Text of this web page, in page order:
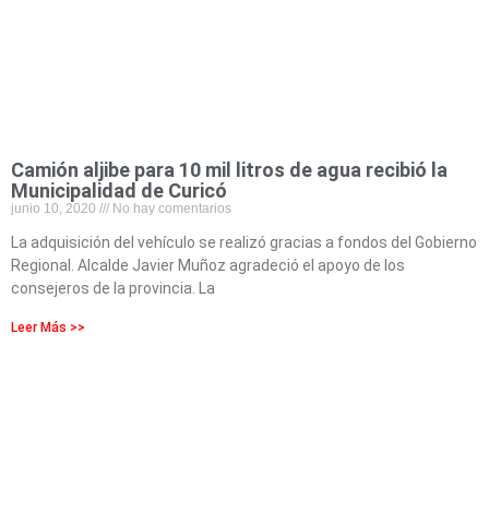
Camión aljibe para 10 mil litros de agua recibió la
Municipalidad de Curicó
junio 10, 2020 No hay comentarios
La adquisición del vehículo se realizó gracias a fondos del Gobierno
Regional. Alcalde Javier Muñoz agradeció el apoyo de los
consejeros de la provincia. La
Leer Más >>